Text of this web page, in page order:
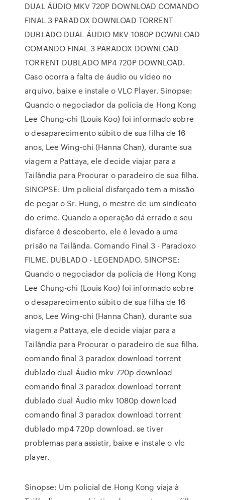
DUAL ÁUDIO MKV 720P DOWNLOAD COMANDO
FINAL 3 PARADOX DOWNLOAD TORRENT
DUBLADO DUAL ÁUDIO MKV 1080P DOWNLOAD
COMANDO FINAL 3 PARADOX DOWNLOAD
TORRENT DUBLADO MP4 720P DOWNLOAD.
Caso ocorra a falta de áudio ou vídeo no
arquivo, baixe e instale o VLC Player. Sinopse:
Quando o negociador da polícia de Hong Kong
Lee Chung-chi (Louis Koo) foi informado sobre
o desaparecimento súbito de sua filha de 16
anos, Lee Wing-chi (Hanna Chan), durante sua
viagem a Pattaya, ele decide viajar para a
Tailândia para Procurar o paradeiro de sua filha.
SINOPSE: Um policial disfarçado tem a missão
de pegar o Sr. Hung, o mestre de um sindicato
do crime. Quando a operação dá errado e seu
disfarce é descoberto, ele é levado a uma
prisão na Tailânda. Comando Final 3 - Paradoxo
FILME. DUBLADO - LEGENDADO. SINOPSE:
Quando o negociador da polícia de Hong Kong
Lee Chung-chi (Louis Koo) foi informado sobre
o desaparecimento súbito de sua filha de 16
anos, Lee Wing-chi (Hanna Chan), durante sua
viagem a Pattaya, ele decide viajar para a
Tailândia para Procurar o paradeiro de sua filha.
comando final 3 paradox download torrent
dublado dual Áudio mkv 720p download
comando final 3 paradox download torrent
dublado dual Áudio mkv 1080p download
comando final 3 paradox download torrent
dublado mp4 720p download. se tiver
problemas para assistir, baixe e instale o vlc
player.
Sinopse: Um policial de Hong Kong viaja à